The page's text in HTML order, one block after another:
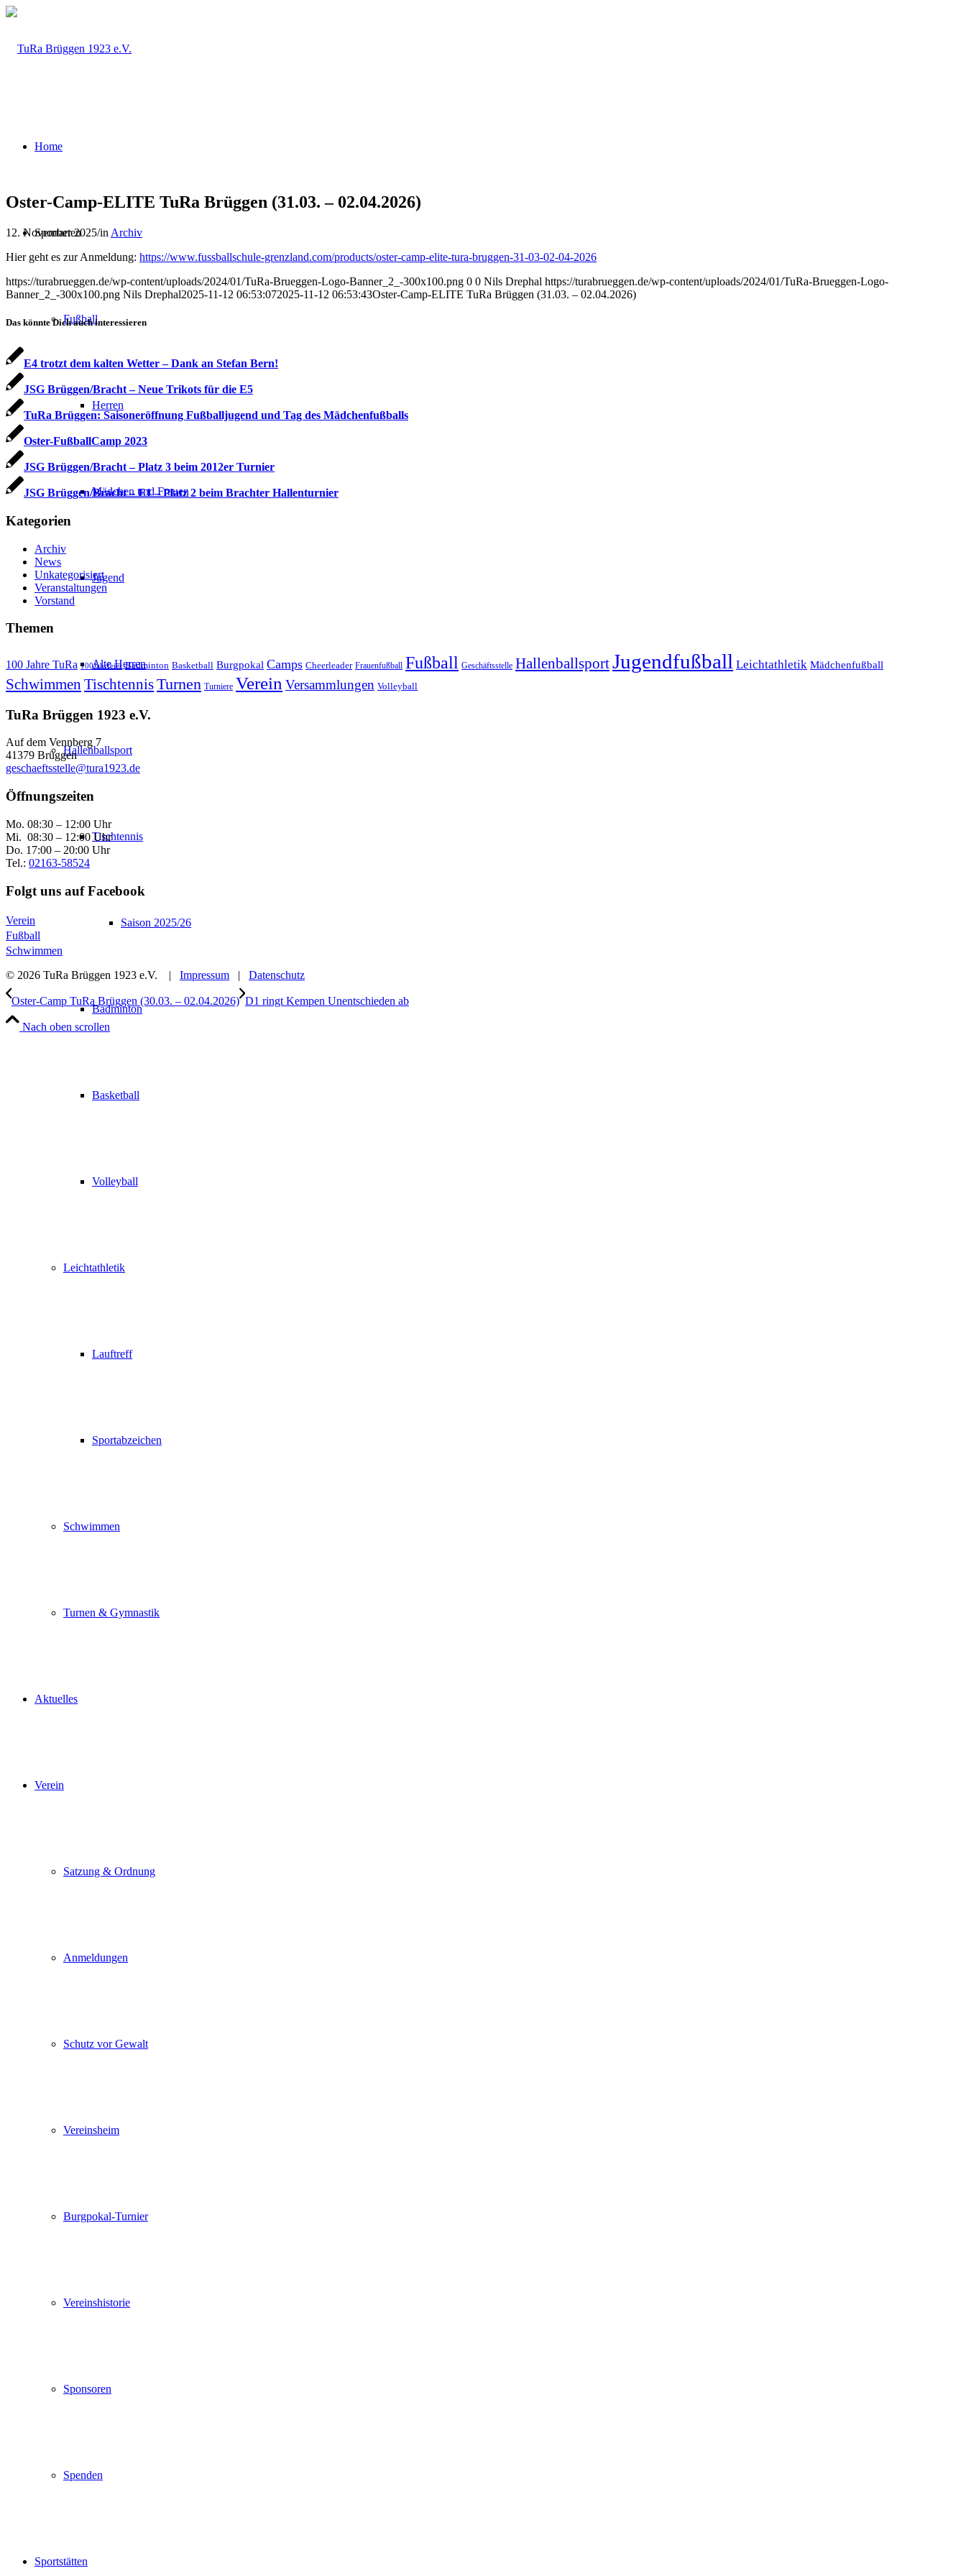
Home
Sportarten
Fußball
Herren
Mädchen und Frauen
Jugend
Alte Herren
Hallenballsport
Tischtennis
Saison 2025/26
Badminton
Basketball
Volleyball
Leichtathletik
Lauftreff
Sportabzeichen
Schwimmen
Turnen & Gymnastik
Aktuelles
Verein
Satzung & Ordnung
Anmeldungen
Schutz vor Gewalt
Vereinsheim
Burgpokal-Turnier
Vereinshistorie
Sponsoren
Spenden
Sportstätten
Oster-Camp-ELITE TuRa Brüggen (31.03. – 02.04.2026)
12. November 2025/in Archiv
Hier geht es zur Anmeldung: https://www.fussballschule-grenzland.com/products/oster-camp-elite-tura-bruggen-31-03-02-04-2026
https://turabrueggen.de/wp-content/uploads/2024/01/TuRa-Brueggen-Logo-Banner_2_-300x100.png 0 0 Nils Drephal https://turabrueggen.de/wp-content/uploads/2024/01/TuRa-Brueggen-Logo-
Banner_2_-300x100.png Nils Drephal2025-11-12 06:53:072025-11-12 06:53:43Oster-Camp-ELITE TuRa Brüggen (31.03. – 02.04.2026)
Das könnte Dich auch interessieren
E4 trotzt dem kalten Wetter – Dank an Stefan Bern!
JSG Brüggen/Bracht – Neue Trikots für die E5
TuRa Brüggen: Saisoneröffnung Fußballjugend und Tag des Mädchenfußballs
Oster-FußballCamp 2023
JSG Brüggen/Bracht – Platz 3 beim 2012er Turnier
JSG Brüggen/Bracht – E1 – Platz 2 beim Brachter Hallenturnier
Kategorien
Archiv
News
Unkategorisiert
Veranstaltungen
Vorstand
Themen
100 Jahre TuRa 100Jahrfeier Badminton Basketball Burgpokal Camps Cheerleader Frauenfußball Fußball Geschäftsstelle HallenballsportJugendfußball Leichtathletik Mädchenfußball
Schwimmen TischtennisTurnen Turniere Verein Versammlungen Volleyball
TuRa Brüggen 1923 e.V.
Auf dem Vennberg 7
41379 Brüggen
geschaeftsstelle@tura1923.de
Öffnungszeiten
Mo. 08:30 – 12:00 Uhr
Mi. 08:30 – 12:00 Uhr
Do. 17:00 – 20:00 Uhr
Tel.: 02163-58524
Folgt uns auf Facebook
Verein
Fußball
Schwimmen
© 2026 TuRa Brüggen 1923 e.V. | Impressum | Datenschutz
Oster-Camp TuRa Brüggen (30.03. – 02.04.2026) D1 ringt Kempen Unentschieden ab
Nach oben scrollen